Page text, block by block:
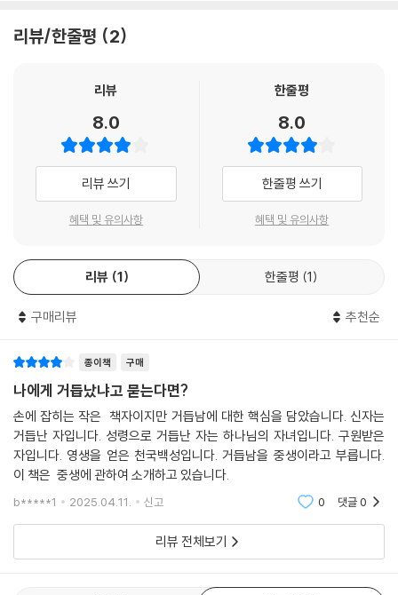
√ 신앙생활에서 변화의 증거를 찾고, 성령의 역사를 더욱 사모할 수 있다.
"거듭남 없이 참된 신앙은 있을 수 없다."
이 책을 통해 독자들이 성경이 말하는 거듭남을 분명히 이해하고, 하나님
의 은혜 안에서 새로운 생명을 누리기를 소망합니다. 참된 중생의 의미를
알고 싶다면, 반드시 읽어야 할 필독서입니다!
작하시고 이끄시며 중생의 증거들을 신자의 삶 가운데 드러나게 하시는 일
그리고 풍성하게 해줄 것입니다.
- 이수환 (강변교회 담임목사)
리뷰/한줄평 2
리뷰
8.0
리뷰 쓰기
혜택 및 유의사항
한줄평
8.0
한줄평 쓰기
혜택 및 유의사항
리뷰 1 한줄평 1
구매리뷰 추천순
종이책 구매
나에게 거듭났냐고 묻는다면?
손에 잡히는 작은 책자이지만 거듭남에 대한 핵심을 담았습니다. 신자는
거듭난 자입니다. 성령으로 거듭난 자는 하나님의 자녀입니다. 구원받은
자입니다. 영생을 얻은 천국백성입니다. 거듭남을 중생이라고 부릅니다.
이 책은 중생에 관하여 소개하고 있습니다.
b*****1 2025.04.11. 신고 0 댓글0
리뷰 전체보기